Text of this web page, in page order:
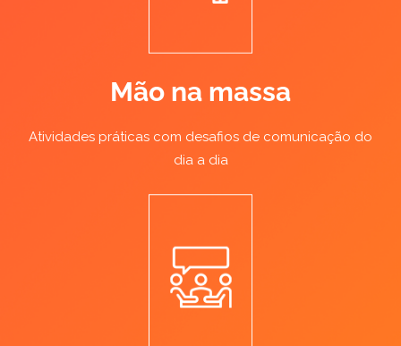
Mão na massa
Atividades práticas com desafios de comunicação do
dia a dia